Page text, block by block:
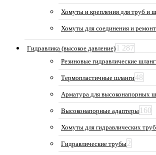
Хомуты и крепления для труб и
Хомуты для соединения и
Гидравлика (высокое давление) 1 287
Резиновые гидравлические
Термопластичные шланги48
Арматура для высоконапорных
Высоконапорные адаптеры 160
Хомуты для гидравлических труб
Гидравлические трубы2